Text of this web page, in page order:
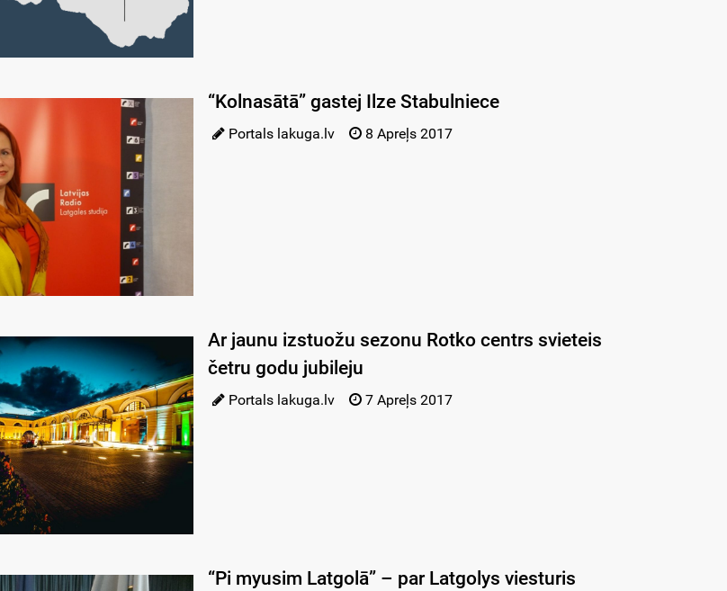
“Kolnasātā” gastej Ilze Stabulniece
Portals lakuga.lv 8 Apreļs 2017
Ar jaunu izstuožu sezonu Rotko centrs svieteis
četru godu jubileju
Portals lakuga.lv 7 Apreļs 2017
“Pi myusim Latgolā” – par Latgolys viesturis